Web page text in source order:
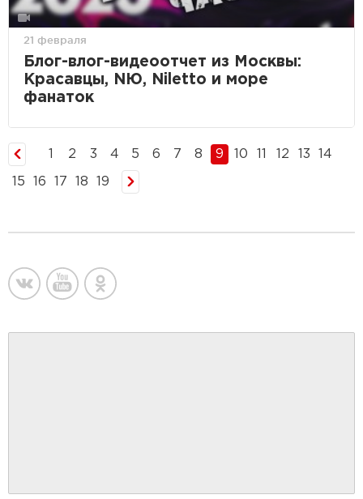
21 февраля
Блог-влог-видеоотчет из Москвы:
Красавцы, NЮ, Niletto и море
фанаток
2 3 4 5 6 7 8 9 10 12 13 14
15 16 17 18 19